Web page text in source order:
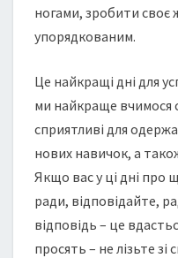
ногами, зробити своє
упорядкованим.
Це найкращі дні для
ми найкраще вчимося
сприятливі для
нових навичок, а
Якщо вас у ці дні про
ради, відповідайте,
відповідь – це
просять – не лізьте